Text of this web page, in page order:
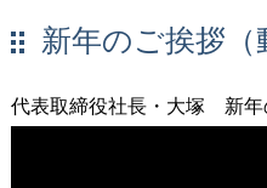
新年のご挨拶（
代表取締役社長・大塚 新年